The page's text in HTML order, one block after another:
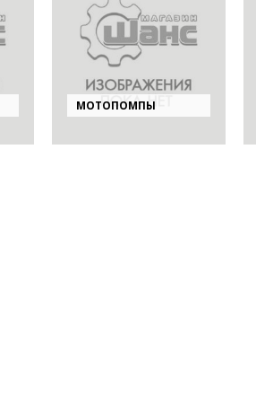
МОТОПОМПЫ